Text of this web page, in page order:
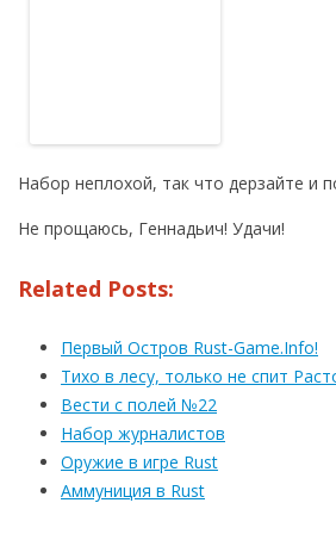
Набор неплохой, так что дерзайте и
Не прощаюсь, Геннадьич! Удачи!
Related Posts:
Первый Остров Rust-Game.Info!
Тихо в лесу, только не спит
Вести с полей №22
Набор журналистов
Оружие в игре Rust
Аммуниция в Rust